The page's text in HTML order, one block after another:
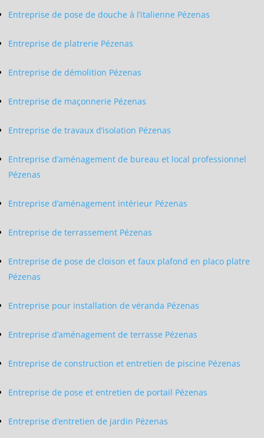
Entreprise de pose de douche à l’italienne Pézenas
Entreprise de platrerie Pézenas
Entreprise de démolition Pézenas
Entreprise de maçonnerie Pézenas
Entreprise de travaux d’isolation Pézenas
Entreprise d’aménagement de bureau et local professionnel
Pézenas
Entreprise d’aménagement intérieur Pézenas
Entreprise de terrassement Pézenas
Entreprise de pose de cloison et faux plafond en placo platre
Pézenas
Entreprise pour installation de véranda Pézenas
Entreprise d’aménagement de terrasse Pézenas
Entreprise de construction et entretien de piscine Pézenas
Entreprise de pose et entretien de portail Pézenas
Entreprise d’entretien de jardin Pézenas